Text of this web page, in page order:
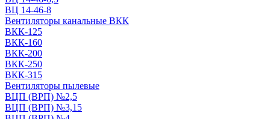
ВЦ 14-46-8
Вентиляторы канальные ВКК
ВКК-125
ВКК-160
ВКК-200
ВКК-250
ВКК-315
Вентиляторы пылевые
ВЦП (ВРП) №2,5
ВЦП (ВРП) №3,15